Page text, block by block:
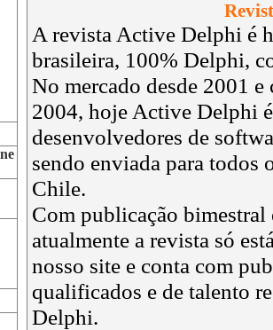
A revista Active Delphi é
brasileira, 100% Delphi,
No mercado desde 2001
2004, hoje Active Delphi
desenvolvedores de
sendo enviada para todos
Chile.
Com publicação bimestral
atualmente a revista só
nosso site e conta com
qualificados e de talento
Delphi.